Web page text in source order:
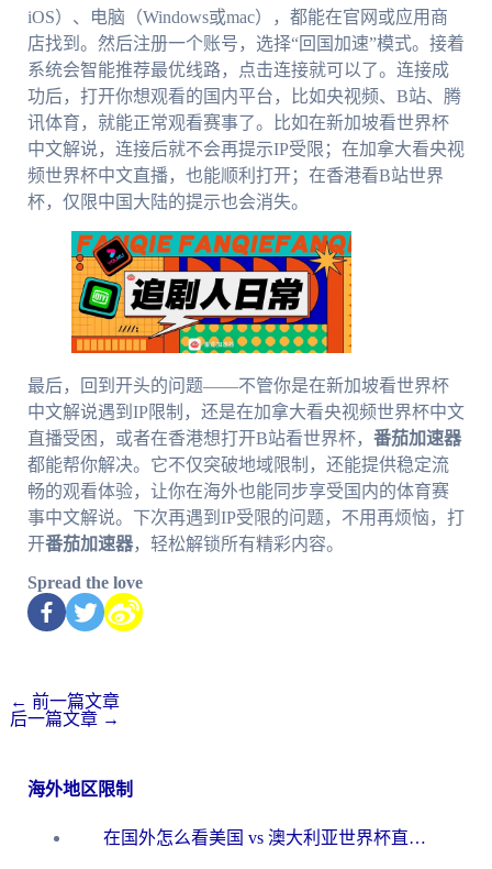
iOS）、电脑（Windows或mac），都能在官网或应用商
店找到。然后注册一个账号，选择“回国加速”模式。接着
系统会智能推荐最优线路，点击连接就可以了。连接成
功后，打开你想观看的国内平台，比如央视频、B站、腾
讯体育，就能正常观看赛事了。比如在新加坡看世界杯
中文解说，连接后就不会再提示IP受限；在加拿大看央视
频世界杯中文直播，也能顺利打开；在香港看B站世界
杯，仅限中国大陆的提示也会消失。
最后，回到开头的问题——不管你是在新加坡看世界杯
中文解说遇到IP限制，还是在加拿大看央视频世界杯中文
直播受困，或者在香港想打开B站看世界杯， 番茄加速器
都能帮你解决。它不仅突破地域限制，还能提供稳定流
畅的观看体验，让你在海外也能同步享受国内的体育赛
事中文解说。下次再遇到IP受限的问题，不用再烦恼，打
开番茄加速器，轻松解锁所有精彩内容。
Spread the love
← 前一篇文章
后一篇文章 →
海外地区限制
在国外怎么看美国 vs 澳大利亚世界杯直播？海外党必藏的中文解说观赛指南